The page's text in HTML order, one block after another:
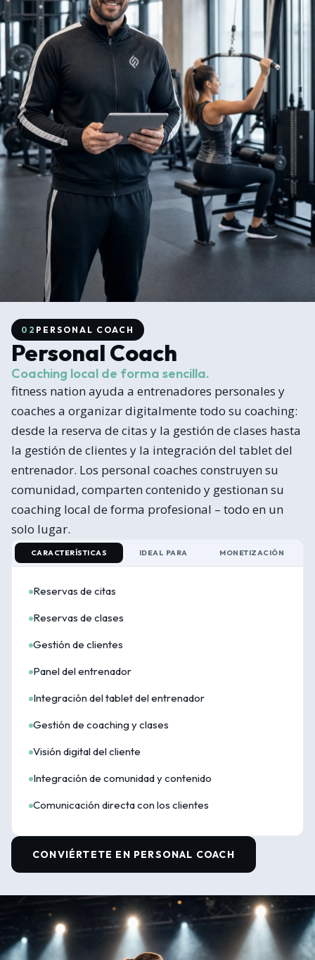
02 PERSONAL COACH
Personal Coach
Coaching local de forma sencilla.
fitness nation ayuda a entrenadores personales y
coaches a organizar digitalmente todo su coaching:
desde la reserva de citas y la gestión de clases hasta
la gestión de clientes y la integración del tablet del
entrenador. Los personal coaches construyen su
comunidad, comparten contenido y gestionan su
coaching local de forma profesional – todo en un
solo lugar.
CARACTERÍSTICAS IDEAL PARA MONETIZACIÓN
Reservas de citas
Reservas de clases
Gestión de clientes
Panel del entrenador
Integración del tablet del entrenador
Gestión de coaching y clases
Visión digital del cliente
Integración de comunidad y contenido
Comunicación directa con los clientes
CONVIÉRTETE EN PERSONAL COACH